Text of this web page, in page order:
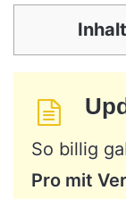
So billig
Pro mit